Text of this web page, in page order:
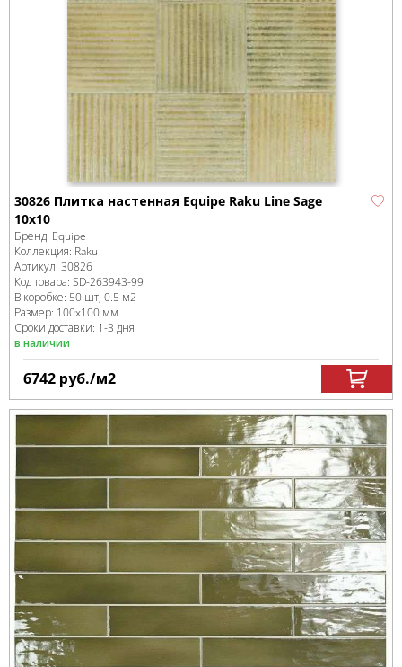
30826 Плитка настенная Equipe Raku Line Sage
10x10
Бренд: Equipe
Коллекция: Raku
Артикул: 30826
Код товара: SD-263943-99
В коробке: 50 шт, 0.5 м2
Размер: 100x100 мм
Сроки доставки: 1-3 дня
в наличии
6742 руб./м2